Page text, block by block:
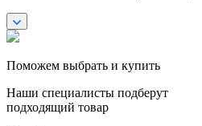
Поможем выбрать и купить
Наши специалисты подберут
подходящий товар